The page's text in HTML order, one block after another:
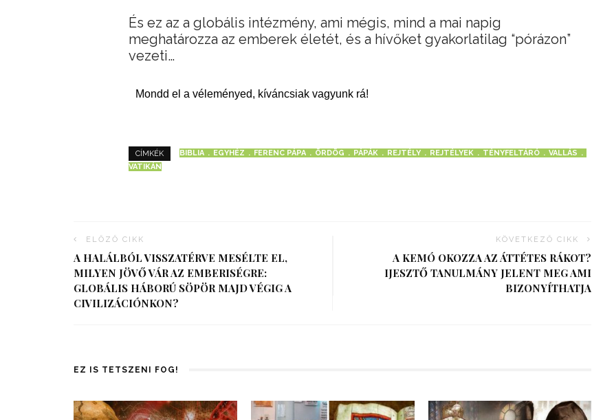
És ez az a globális intézmény, ami mégis, mind a mai napig
meghatározza az emberek életét, és a hívőket gyakorlatilag “pórázon”
vezeti…
Mondd el a véleményed, kíváncsiak vagyunk rá!
CÍMKÉK BIBLIA EGYHÉZ FERENC PÁPA ÖRDÖG PÁPÁK REJTÉLY REJTÉLYEK TÉNYFELTÁRÓ
VALLÁS
VATIKÁN
ELŐZŐ CIKK
A HALÁLBÓL VISSZATÉRVE MESÉLTE EL,
MILYEN JÖVŐ VÁR AZ EMBERISÉGRE:
GLOBÁLIS HÁBORÚ SÖPÖR MAJD VÉGIG A
CIVILIZÁCIÓNKON?
KÖVETKEZŐ CIKK
A KEMÓ OKOZZA AZ ÁTTÉTES RÁKOT?
IJESZTŐ TANULMÁNY JELENT MEG AMI
BIZONYÍTHATJA
EZ IS TETSZENI FOG!